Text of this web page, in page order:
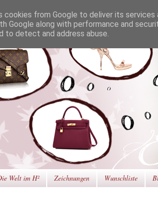
Welt im H² Zeichnungen Wunschliste
cookies from Google to deliver its
Google along with performance and
to detect and address abuse.